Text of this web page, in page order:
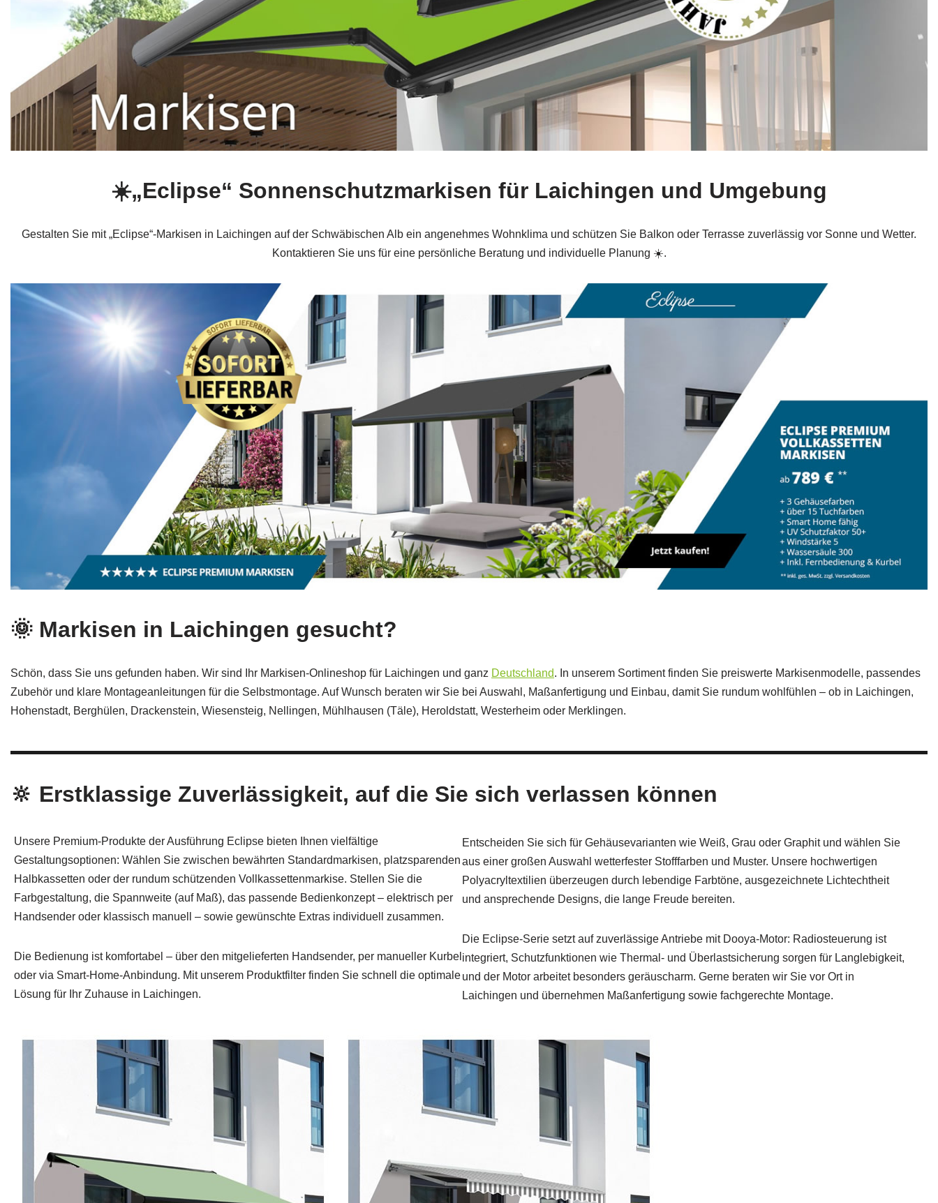
☀️„Eclipse“ Sonnenschutzmarkisen für Laichingen und Umgebung
Gestalten Sie mit „Eclipse“-Markisen in Laichingen auf der Schwäbischen Alb ein angenehmes Wohnklima und schützen Sie Balkon oder Terrasse zuverlässig vor Sonne und Wetter.
Kontaktieren Sie uns für eine persönliche Beratung und individuelle Planung ☀️.
🌞 Markisen in Laichingen gesucht?
Schön, dass Sie uns gefunden haben. Wir sind Ihr Markisen-Onlineshop für Laichingen und ganz Deutschland. In unserem Sortiment finden Sie preiswerte Markisenmodelle, passendes
Zubehör und klare Montageanleitungen für die Selbstmontage. Auf Wunsch beraten wir Sie bei Auswahl, Maßanfertigung und Einbau, damit Sie rundum wohlfühlen – ob in Laichingen,
Hohenstadt, Berghülen, Drackenstein, Wiesensteig, Nellingen, Mühlhausen (Täle), Heroldstatt, Westerheim oder Merklingen.
🔆 Erstklassige Zuverlässigkeit, auf die Sie sich verlassen können
Unsere Premium-Produkte der Ausführung Eclipse bieten Ihnen vielfältige
Gestaltungsoptionen: Wählen Sie zwischen bewährten Standardmarkisen, platzsparenden
Halbkassetten oder der rundum schützenden Vollkassettenmarkise. Stellen Sie die
Farbgestaltung, die Spannweite (auf Maß), das passende Bedienkonzept – elektrisch per
Handsender oder klassisch manuell – sowie gewünschte Extras individuell zusammen.
Die Bedienung ist komfortabel – über den mitgelieferten Handsender, per manueller Kurbel
oder via Smart‑Home‑Anbindung. Mit unserem Produktfilter finden Sie schnell die optimale
Lösung für Ihr Zuhause in Laichingen.
Entscheiden Sie sich für Gehäusevarianten wie Weiß, Grau oder Graphit und wählen Sie
aus einer großen Auswahl wetterfester Stofffarben und Muster. Unsere hochwertigen
Polyacryltextilien überzeugen durch lebendige Farbtöne, ausgezeichnete Lichtechtheit
und ansprechende Designs, die lange Freude bereiten.
Die Eclipse‑Serie setzt auf zuverlässige Antriebe mit Dooya‑Motor: Radiosteuerung ist
integriert, Schutzfunktionen wie Thermal‑ und Überlastsicherung sorgen für Langlebigkeit,
und der Motor arbeitet besonders geräuscharm. Gerne beraten wir Sie vor Ort in
Laichingen und übernehmen Maßanfertigung sowie fachgerechte Montage.